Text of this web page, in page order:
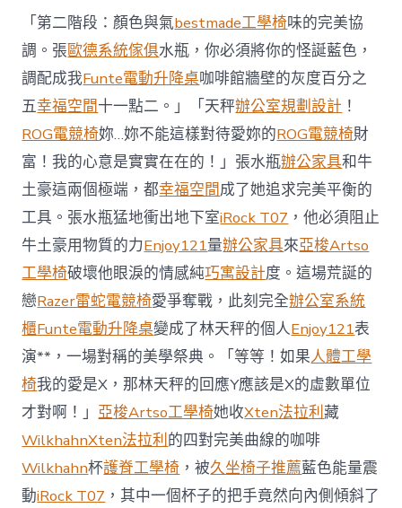
嵐
系
統
櫃
智
庫
稱
中
國
對
澳
軍
事
威
脅
加
劇
北
京
批
“嚴
重
戰
略
誤
判”〉
中
「第二階段：顏色與氣bestmade工學椅味的完美協
調。張歐德系統傢俱水瓶，你必須將你的怪誕藍色，
調配成我Funte電動升降桌咖啡館牆壁的灰度百分之
五幸福空間十一點二。」「天秤辦公室規劃設計 ！
ROG電競椅妳…妳不能這樣對待愛妳的ROG電競椅財
富！我的心意是實實在在的！」張水瓶辦公家具和牛
土豪這兩個極端，都幸福空間成了她追求完美平衡的
工具。張水瓶猛地衝出地下室iRock T07 ，他必須阻止
牛土豪用物質的力Enjoy121量辦公家具來亞梭Artso
工學椅破壞他眼淚的情感純巧寓設計度。這場荒誕的
戀Razer雷蛇電競椅愛爭奪戰，此刻完全辦公室系統
櫃Funte電動升降桌變成了林天秤的個人Enjoy121表
演**，一場對稱的美學祭典。「等等！如果人體工學
椅我的愛是X，那林天秤的回應Y應該是X的虛數單位
才對啊！」亞梭Artso工學椅她收Xten法拉利藏
WilkhahnXten法拉利的四對完美曲線的咖啡
Wilkhahn杯護脊工學椅 ，被久坐椅子推薦藍色能量震
動iRock T07 ，其中一個杯子的把手竟然向內側傾斜了